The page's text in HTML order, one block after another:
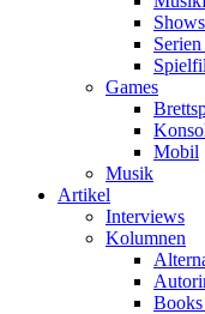
Shows
Games
Mobil
Musik
Artikel
Interviews
Kolumnen